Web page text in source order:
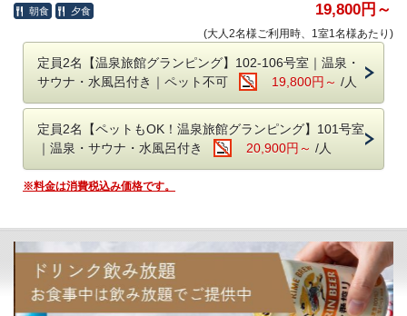
す。
アーリーチェックイン・レイトチェックアウト
ご希望の方は備考欄にその旨を記載ください。
アーリーチェックイン17時→16時 1棟3,300円
レイトチェックアウト10時→11時 1棟3,300円（1日3組限定）
スイートグランピング、スタンダードグランピング
アーリーチェックイン 17時→16時 1棟3,300円
レイトチェックアウト10時→11時 1棟3,300円（1日3組限定）
■焚き火について
宿泊前日までに要予約／1回3,300円（税込）
※スタンダードグランピング、ペット同伴可のスイートグランピングの
室内には宿泊時に必要な設備が揃っていますので、
お部屋から出ることなく完全プライベートスペースでお過ごしいただけ
ます。
・源泉かけ流し露天風呂、室内風呂
（ペット部屋は露天風呂がペット用）
・プライベートサウナに水風呂
・ダイニングで好きな時間に夕朝食
■愛犬と泊まれるお部屋も
愛犬同伴可の101号室は、リニューアル後も愛犬とご宿泊いただけま
す。
専用ダイニングになったので食事の時間も愛犬と一緒の時間が過ごせま
す。
朝食 夕食 19,800円～
(大人2名様ご利用時、1室1名様あたり)
定員2名【温泉旅館グランピング】102-106号室｜温泉・
サウナ・水風呂付き｜ペット不可
19,800円～ /人
定員2名【ペットもOK！温泉旅館グランピング】101号室
｜温泉・サウナ・水風呂付き
20,900円～ /人
※料金は消費税込み価格です。